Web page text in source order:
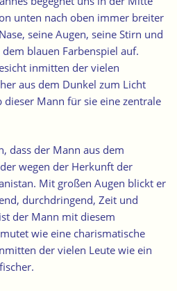
unten nach oben immer breiter
seine Augen, seine Stirn und
blauen Farbenspiel auf.
inmitten der vielen
aus dem Dunkel zum Licht
dieser Mann für sie eine zentrale
dass der Mann aus dem
wegen der Herkunft der
Mit großen Augen blickt er
durchdringend, Zeit und
der Mann mit diesem
wie eine charismatische
der vielen Leute wie ein